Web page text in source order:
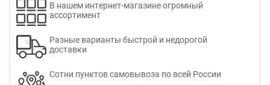
В нашем интернет-магазине огромный
ассортимент
Разные варианты быстрой и недорогой
доставки
Сотни пунктов самовывоза по всей России